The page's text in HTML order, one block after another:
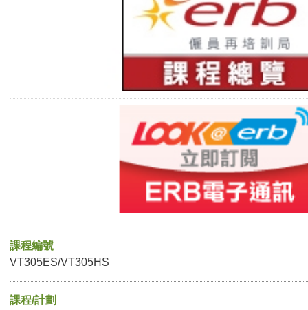
課程編號
VT305ES/VT305HS
課程/計劃